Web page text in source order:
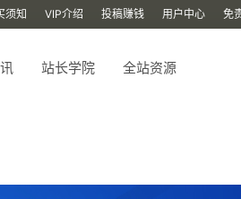
须知 VIP介绍 投稿赚钱 用户中心 免
站长学院 全站资源